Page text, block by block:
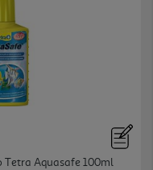
Aquasafe 100ml